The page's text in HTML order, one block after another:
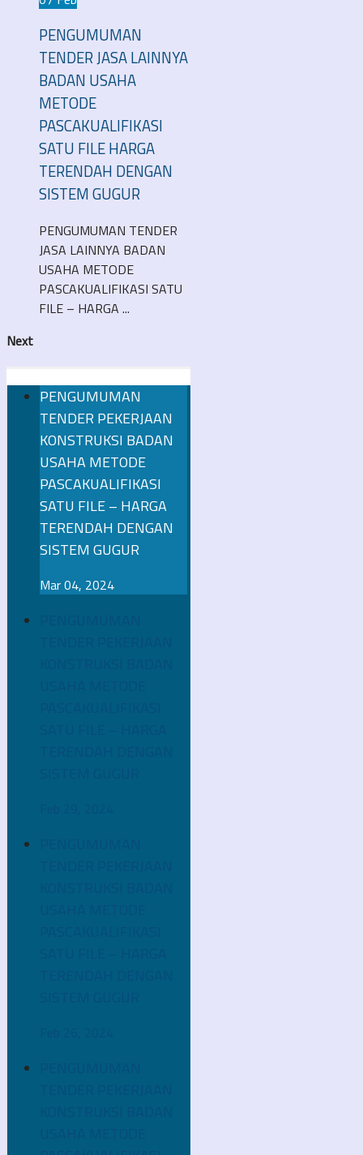
PENGUMUMAN
TENDER JASA LAINNYA
BADAN USAHA
METODE
PASCAKUALIFIKASI
SATU FILE HARGA
TERENDAH DENGAN
SISTEM GUGUR
PENGUMUMAN TENDER
JASA LAINNYA BADAN
USAHA METODE
PASCAKUALIFIKASI SATU
FILE – HARGA ...
Next
PENGUMUMAN
TENDER PEKERJAAN
KONSTRUKSI BADAN
USAHA METODE
PASCAKUALIFIKASI
SATU FILE – HARGA
TERENDAH DENGAN
SISTEM GUGUR
Mar 04, 2024